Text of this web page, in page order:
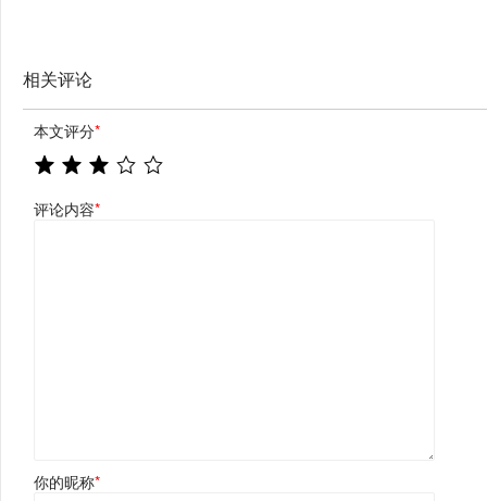
相关评论
本文评分*
评论内容*
你的昵称*